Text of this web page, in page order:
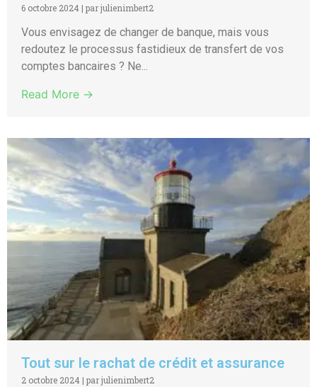
6 octobre 2024 | par julienimbert2
Vous envisagez de changer de banque, mais vous
redoutez le processus fastidieux de transfert de vos
comptes bancaires ? Ne...
Read More →
Tout sur le rachat de crédit et assurance
2 octobre 2024 | par julienimbert2